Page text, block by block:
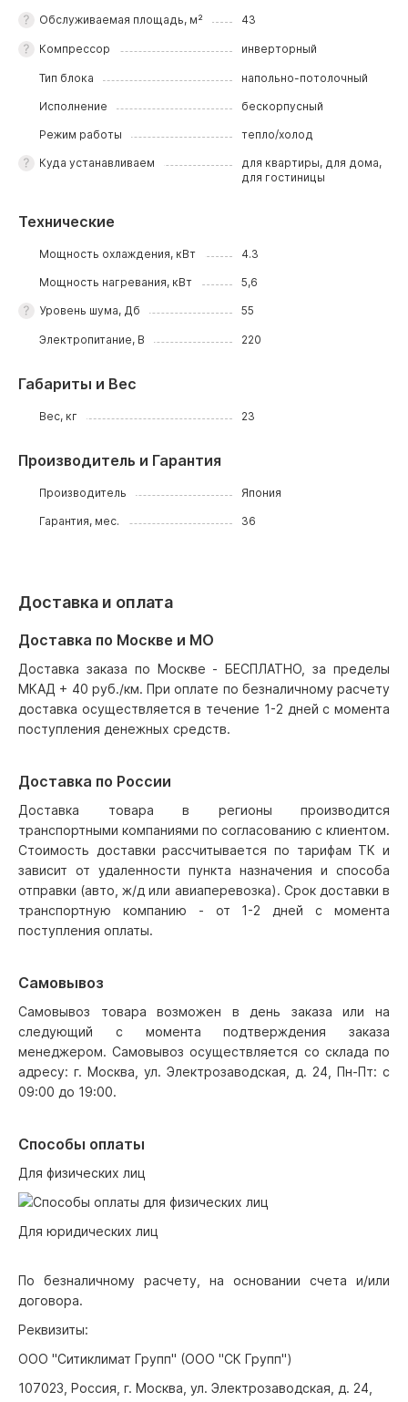
Обслуживаемая площадь, м² 43
Компрессор инверторный
Тип блока напольно-потолочный
Исполнение бескорпусный
Режим работы тепло/холод
Куда устанавливаем
для квартиры, для дома,
для гостиницы
Технические
Мощность охлаждения, кВт 4.3
Мощность нагревания, кВт 5,6
Уровень шума, Дб 55
Электропитание, В 220
Габариты и Вес
Вес, кг 23
Производитель и Гарантия
Производитель Япония
Гарантия, мес. 36
Доставка и оплата
Доставка по Москве и МО
Доставка заказа по Москве - БЕСПЛАТНО, за пределы
МКАД + 40 руб./км. При оплате по безналичному расчету
доставка осуществляется в течение 1-2 дней с момента
поступления денежных средств.
Доставка по России
Доставка товара в регионы производится
транспортными компаниями по согласованию с клиентом.
Стоимость доставки рассчитывается по тарифам ТК и
зависит от удаленности пункта назначения и способа
отправки (авто, ж/д или авиаперевозка). Срок доставки в
транспортную компанию - от 1-2 дней с момента
поступления оплаты.
Самовывоз
Самовывоз товара возможен в день заказа или на
следующий с момента подтверждения заказа
менеджером. Самовывоз осуществляется со склада по
адресу: г. Москва, ул. Электрозаводская, д. 24, Пн-Пт: с
09:00 до 19:00.
Способы оплаты
Для физических лиц
Для юридических лиц
По безналичному расчету, на основании счета и/или
договора.
Реквизиты:
ООО "Ситиклимат Групп" (ООО "СК Групп")
107023, Россия, г. Москва, ул. Электрозаводская, д. 24,